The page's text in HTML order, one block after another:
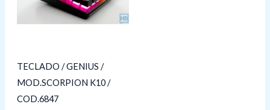
TECLADO / GENIUS /
MOD.SCORPION K10 /
COD.6847